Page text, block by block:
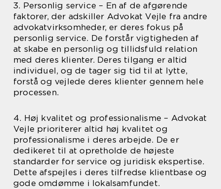
3. Personlig service – En af de afgørende
faktorer, der adskiller Advokat Vejle fra andre
advokatvirksomheder, er deres fokus på
personlig service. De forstår vigtigheden af
at skabe en personlig og tillidsfuld relation
med deres klienter. Deres tilgang er altid
individuel, og de tager sig tid til at lytte,
forstå og vejlede deres klienter gennem hele
processen.
4. Høj kvalitet og professionalisme – Advokat
Vejle prioriterer altid høj kvalitet og
professionalisme i deres arbejde. De er
dedikeret til at opretholde de højeste
standarder for service og juridisk ekspertise.
Dette afspejles i deres tilfredse klientbase og
gode omdømme i lokalsamfundet.